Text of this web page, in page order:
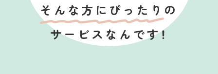
そんな方にぴったり の
サービスなんです！